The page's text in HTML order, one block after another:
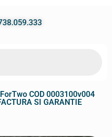
COD 0003100v004
SI GARANTIE